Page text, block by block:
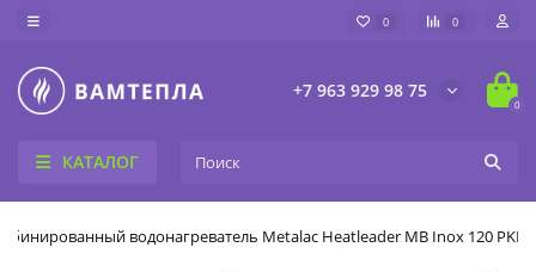
0 0
+7 963 929 98 75
0
КАТАЛОГ
водонагреватель Metalac Heatleader MB Inox 120 PKL R